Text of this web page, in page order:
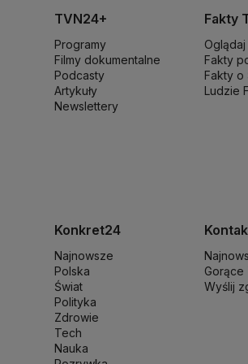
KonfederacjaKrajowa Administracja
PaństwowychMinisterstwo Edukacji i
i TechnologiiMinisterstwo Sportu i
i Szkolnictwa Wyższego
Ministerstwo
Najwyższa Izba Kontroli
Tadeusz RydzykTikTok Tobiasz Bocheński
TVN24+
Programy
Filmy dokumentalne
Podcasty
Artykuły
Newslettery
Fakty
Fakty
Fakty o
Ludzie
Konkret24
Najnowsze
Polska
Świat
Polityka
Zdrowie
Tech
Nauka
Gorące
Wyślij